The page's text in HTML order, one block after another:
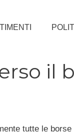
il
tutte le